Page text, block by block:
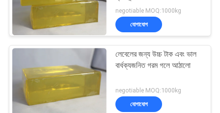
অনুরোধ
সাইট
ম্যাপ
গোপনীয়তা
নীতি
গরম দ্রবীভূত আঠালো
আঠালো
18
negotiable MOQ:1000kg
যোগাযোগ
লেবেলের জন্য উচ্চ টাক এবং ভাল
বার্ধক্যজনিত গরম গলে আঠালো
negotiable MOQ:1000kg
যোগাযোগ